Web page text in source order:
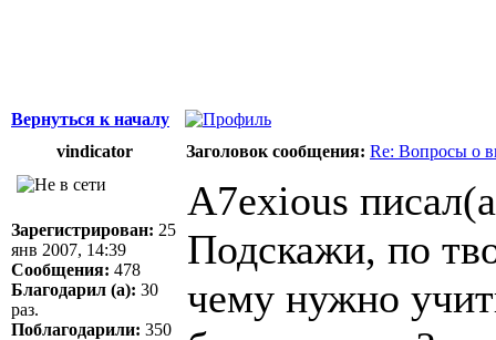
Вернуться к началу
vindicator
Заголовок сообщения: Re: Вопросы о
Зарегистрирован: 25
янв 2007, 14:39
Сообщения: 478
Благодарил (а): 30
раз.
Поблагодарили: 350
A7exious
Подскажи, по
чему нужно